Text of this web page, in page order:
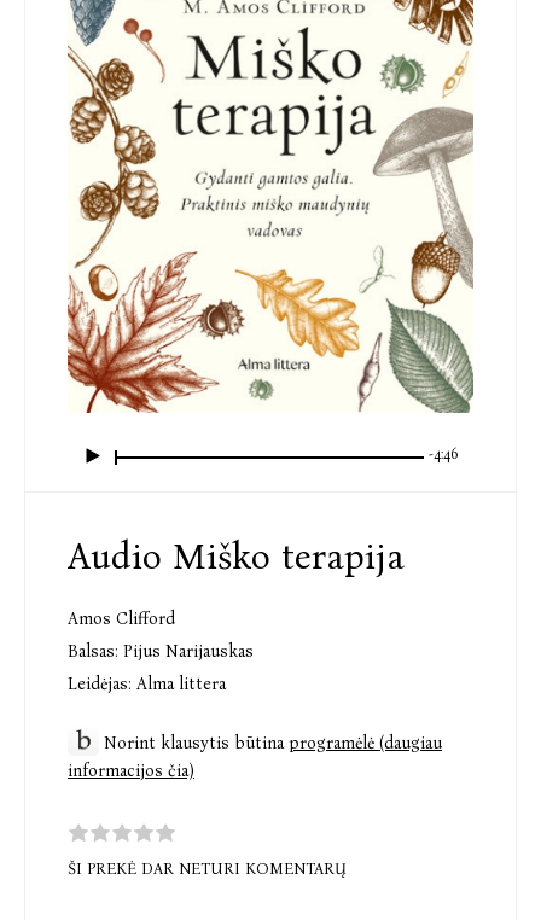
-4:46
Audio Miško terapija
Amos Clifford
Balsas: Pijus Narijauskas
Leidėjas: Alma littera
Norint klausytis būtinaprogramėlė (daugiau
informacijos čia)
ŠI PREKĖ DAR NETURI KOMENTARŲ